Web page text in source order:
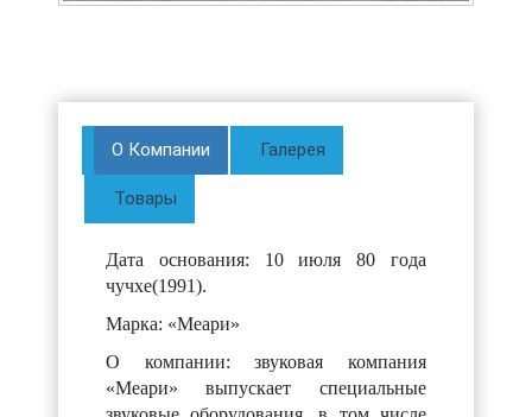
О Компании Галерея
Товары
Дата основания: 10 июля 80 года
чучхе(1991).
Марка: «Меари»
О компании: звуковая компания
«Меари» выпускает специальные